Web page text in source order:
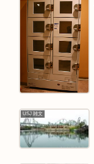
USJ 雑文